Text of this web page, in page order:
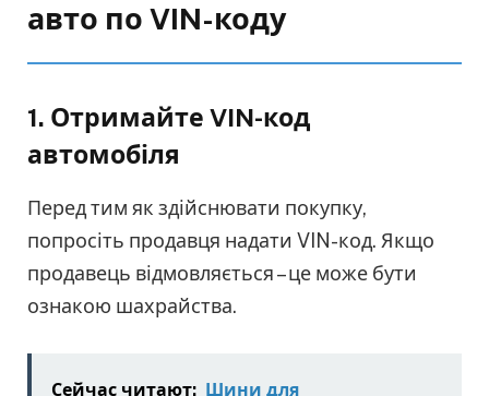
авто по VIN-коду
1. Отримайте VIN-код
автомобіля
Перед тим як здійснювати покупку,
попросіть продавця надати VIN-код. Якщо
продавець відмовляється – це може бути
ознакою шахрайства.
Сейчас читают: Шини для